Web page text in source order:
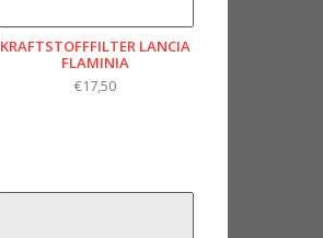
KRAFTSTOFFFILTER LANCIA
FLAMINIA
€17,50